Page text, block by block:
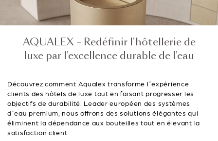
AQUALEX – Redéfinir l’hôtellerie de
luxe par l’excellence durable de l’eau
Découvrez comment Aqualex transforme l’expérience
clients des hôtels de luxe tout en faisant progresser les
objectifs de durabilité. Leader européen des systèmes
d’eau premium, nous offrons des solutions élégantes qui
éliminent la dépendance aux bouteilles tout en élevant la
satisfaction client.